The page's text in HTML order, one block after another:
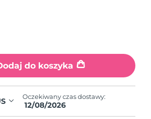
do koszyka
Oczekiwany czas dostawy:
12/08/2026
8/11/26
Oczekiwany czas dostawy
8/14/26
Oczekiwany czas dostawy
8/16/26